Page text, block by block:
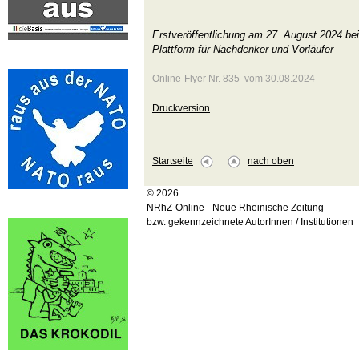
Erstveröffentlichung am 27. August 2024 bei
Plattform für Nachdenker und Vorläufer
Online-Flyer Nr. 835 vom 30.08.2024
Druckversion
Startseite nach oben
© 2026
NRhZ-Online - Neue Rheinische Zeitung
bzw. gekennzeichnete AutorInnen / Institutionen